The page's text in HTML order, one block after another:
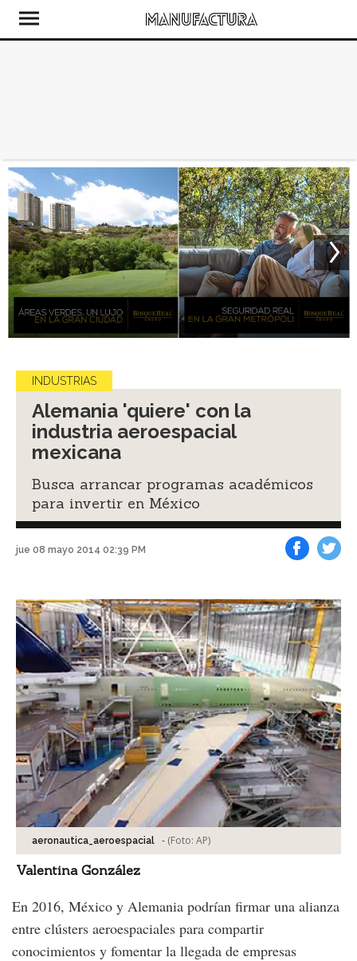
INDUSTRIAS
Alemania 'quiere' con la
industria aeroespacial
mexicana
Busca arrancar programas académicos
para invertir en México
jue 08 mayo 2014 02:39 PM
aeronautica_aeroespacial - (Foto: AP)
Valentina González
En 2016, México y Alemania podrían firmar una alianza
entre clústers aeroespaciales para compartir
conocimientos y fomentar la llegada de empresas